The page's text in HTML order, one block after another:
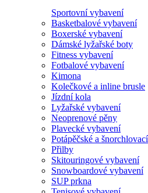
Sportovní vybavení
Basketbalové vybavení
Boxerské vybavení
Dámské lyžařské boty
Fitness vybavení
Fotbalové vybavení
Kimona
Kolečkové a inline brusle
Jízdní kola
Lyžařské vybavení
Neoprenové pěny
Plavecké vybavení
Potápěčské a
Přilby
Skitouringové vybavení
Snowboardové vybavení
SUP prkna